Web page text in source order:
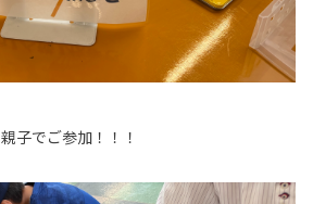
親子でご参加！！！